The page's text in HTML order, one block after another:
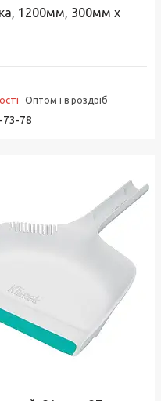
1200мм, 300мм х
Оптом і в роздріб
73-78